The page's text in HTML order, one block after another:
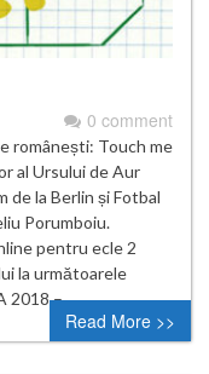
0 comment
românești: Touch me
al Ursului de Aur
de la Berlin și Fotbal
Porumboiu.
pentru ecle 2
la următoarele
2018 –…
Read More >>